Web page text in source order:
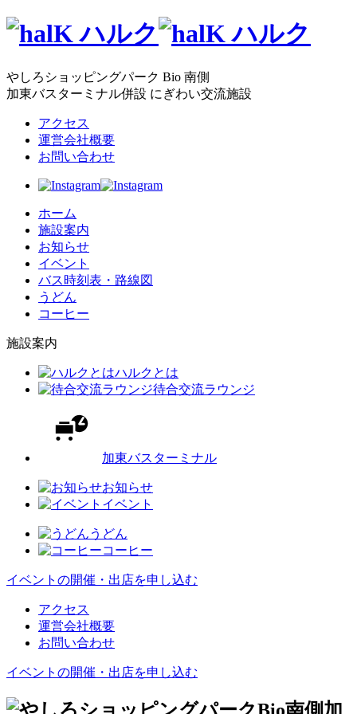
やしろショッピングパーク Bio 南側
加東バスターミナル併設 にぎわい交流施設
アクセス
運営会社概要
お問い合わせ
ホーム
施設案内
お知らせ
イベント
バス時刻表・路線図
うどん
コーヒー
施設案内
ハルクとは
待合交流ラウンジ
加東バスターミナル
お知らせ
イベント
うどん
コーヒー
イベントの開催・出店を申し込む
アクセス
運営会社概要
お問い合わせ
イベントの開催・出店を申し込む